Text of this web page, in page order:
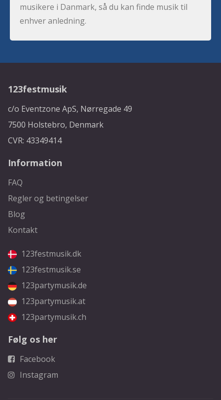
musikere i Danmark, så du kan finde musik til
enhver anledning.
123festmusik
c/o Eventzone ApS, Nørregade 49
7500 Holstebro, Denmark
CVR: 43349414
Information
FAQ
Regler og betingelser
Blog
Kontakt
123festmusik.dk
123festmusik.se
123partymusik.de
123partymusik.at
123partymusik.ch
Følg os her
Facebook
Instagram